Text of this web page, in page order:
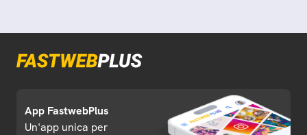
App FastwebPlus
Un'app unica per